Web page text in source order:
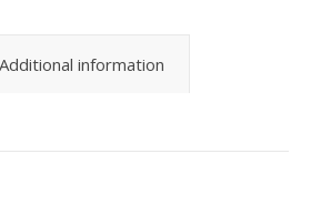
Additional information